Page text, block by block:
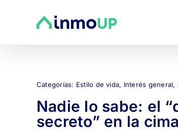
Categorías: Estilo de vida, Interés general,
Nadie lo sabe: el
secreto” en la